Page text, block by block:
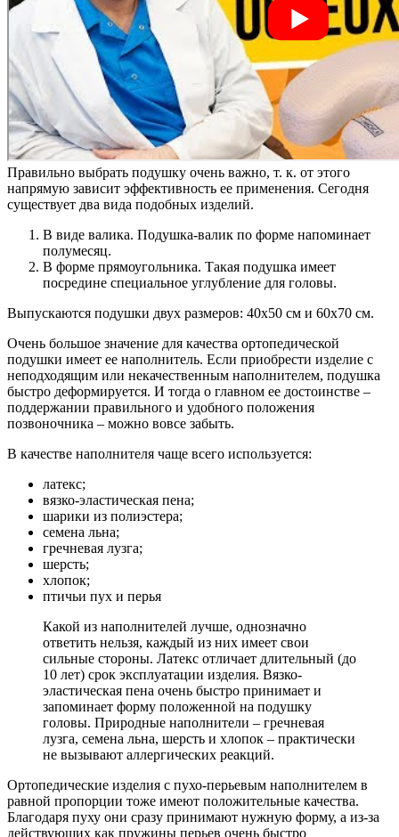
Правильно выбрать подушку очень важно, т. к. от этого
напрямую зависит эффективность ее применения. Сегодня
существует два вида подобных изделий.
В виде валика. Подушка-валик по форме напоминает
полумесяц.
В форме прямоугольника. Такая подушка имеет
посредине специальное углубление для головы.
Выпускаются подушки двух размеров: 40х50 см и 60х70 см.
Очень большое значение для качества ортопедической
подушки имеет ее наполнитель. Если приобрести изделие с
неподходящим или некачественным наполнителем, подушка
быстро деформируется. И тогда о главном ее достоинстве –
поддержании правильного и удобного положения
позвоночника – можно вовсе забыть.
В качестве наполнителя чаще всего используется:
латекс;
вязко-эластическая пена;
шарики из полиэстера;
семена льна;
гречневая лузга;
шерсть;
хлопок;
птичьи пух и перья
Какой из наполнителей лучше, однозначно
ответить нельзя, каждый из них имеет свои
сильные стороны. Латекс отличает длительный (до
10 лет) срок эксплуатации изделия. Вязко-
эластическая пена очень быстро принимает и
запоминает форму положенной на подушку
головы. Природные наполнители – гречневая
лузга, семена льна, шерсть и хлопок – практически
не вызывают аллергических реакций.
Ортопедические изделия с пухо-перьевым наполнителем в
равной пропорции тоже имеют положительные качества.
Благодаря пуху они сразу принимают нужную форму, а из-за
действующих как пружины перьев очень быстро